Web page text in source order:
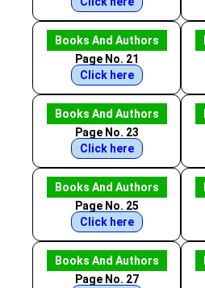
Books And Authors
Page No. 21
Click here
Books And Authors
Page No. 23
Click here
Books And Authors
Page No. 25
Click here
Books And Authors
Page No. 27